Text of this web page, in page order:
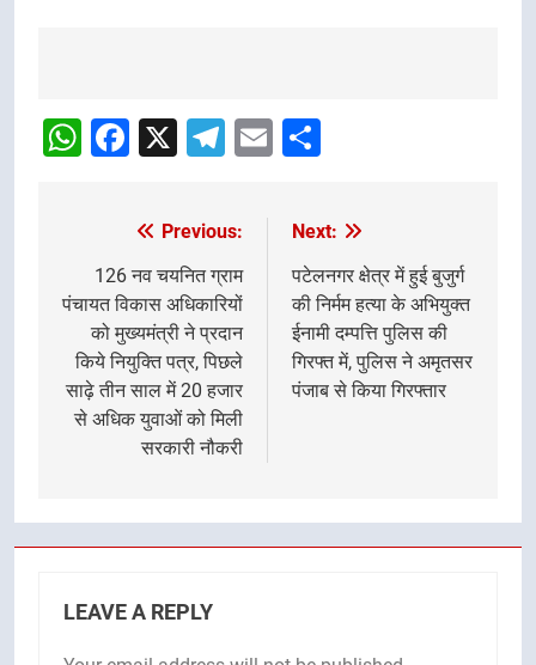
Navigation
WhatsApp
Facebook
X Telegram
Email
navigation
Previous:
126 नव चयनित ग्राम
पंचायत विकास अधिकारियों
को मुख्यमंत्री ने प्रदान
किये नियुक्ति पत्र, पिछले
साढ़े तीन साल में 20 हजार
से अधिक युवाओं को मिली
सरकारी नौकरी
Next:
पटेलनगर क्षेत्र में हुई बुजुर्ग
की निर्मम हत्या के अभियुक्त
ईनामी दम्पत्ति पुलिस की
गिरफ्त में, पुलिस ने अमृतसर
पंजाब से किया गिरफ्तार
LEAVE A REPLY